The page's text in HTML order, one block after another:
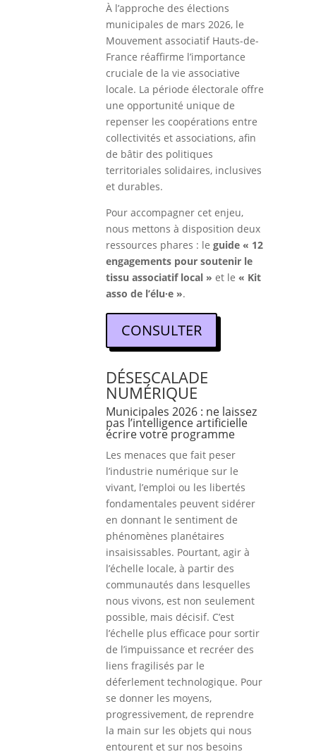
À l’approche des élections
municipales de mars 2026, le
Mouvement associatif Hauts-de-
France réaffirme l’importance
cruciale de la vie associative
locale. La période électorale offre
une opportunité unique de
repenser les coopérations entre
collectivités et associations, afin
de bâtir des politiques
territoriales solidaires, inclusives
et durables.
Pour accompagner cet enjeu,
nous mettons à disposition deux
ressources phares : le guide « 12
engagements pour soutenir le
tissu associatif local » et le « Kit
asso de l’élu·e ».
CONSULTER
DÉSESCALADE
NUMÉRIQUE
Municipales 2026 : ne laissez
pas l’intelligence artificielle
écrire votre programme
Les menaces que fait peser
l’industrie numérique sur le
vivant, l’emploi ou les libertés
fondamentales peuvent sidérer
en donnant le sentiment de
phénomènes planétaires
insaisissables. Pourtant, agir à
l’échelle locale, à partir des
communautés dans lesquelles
nous vivons, est non seulement
possible, mais décisif. C’est
l’échelle plus efficace pour sortir
de l’impuissance et recréer des
liens fragilisés par le
déferlement technologique. Pour
se donner les moyens,
progressivement, de reprendre
la main sur les objets qui nous
entourent et sur nos besoins